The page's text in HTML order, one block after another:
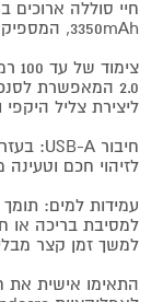
3350mAh, המספיקה לעד כ-16 שעות של זמן האזנה.
ליצירת צליל
לזיהוי חכם
למסיבת בריכה או
למשך זמן קצר
התאימו אישית את